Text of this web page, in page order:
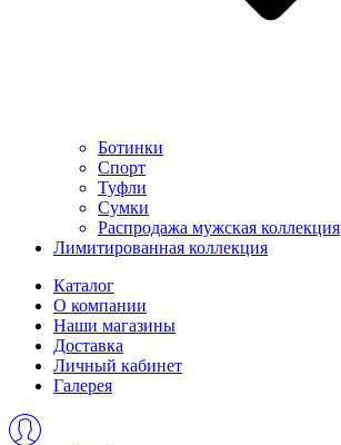
Ботинки
Спорт
Туфли
Сумки
Распродажа мужская коллекция
Лимитированная коллекция
Каталог
О компании
Наши магазины
Доставка
Личный кабинет
Галерея